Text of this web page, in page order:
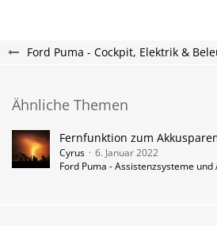
Ford Puma - Cockpit, Elektrik &
Ähnliche Themen
Fernfunktion zum
Cyrus
6. Januar 2022
Ford Puma - Assistenzsysteme und